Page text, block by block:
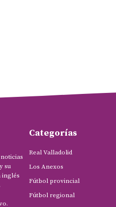
su
inglés
Categorías
Real Valladolid
Los Anexos
Fútbol provincial
Fútbol regional